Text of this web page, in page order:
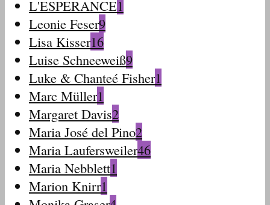
L'ESPERANCE1
Leonie Feser9
Lisa Kisser16
Luise Schneeweiß9
Luke & Chanteé Fisher1
Marc Müller1
Margaret Davis2
Maria José del Pino2
Maria Laufersweiler46
Maria Nebblett1
Marion Knirr1